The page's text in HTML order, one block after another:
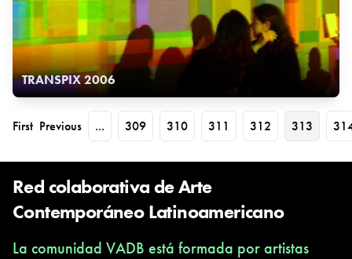
TRANSPIX 2006
First Previous ... 309 310 311 312 313
Red colaborativa de Arte
Contemporáneo Latinoamericano
La comunidad VADB está formada por artistas